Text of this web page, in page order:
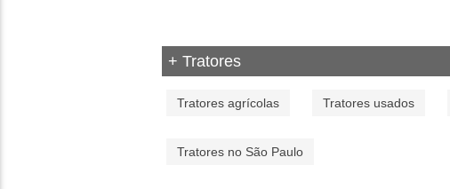
+ Tratores
Tratores agrícolas Tratores usados
Tratores no São Paulo